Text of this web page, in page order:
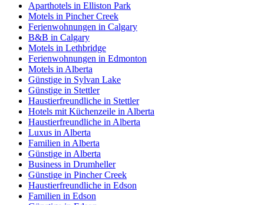
Aparthotels in Elliston Park
Motels in Pincher Creek
Ferienwohnungen in Calgary
B&B in Calgary
Motels in Lethbridge
Ferienwohnungen in Edmonton
Motels in Alberta
Günstige in Sylvan Lake
Günstige in Stettler
Haustierfreundliche in Stettler
Hotels mit Küchenzeile in Alberta
Haustierfreundliche in Alberta
Luxus in Alberta
Familien in Alberta
Günstige in Alberta
Business in Drumheller
Günstige in Pincher Creek
Haustierfreundliche in Edson
Familien in Edson